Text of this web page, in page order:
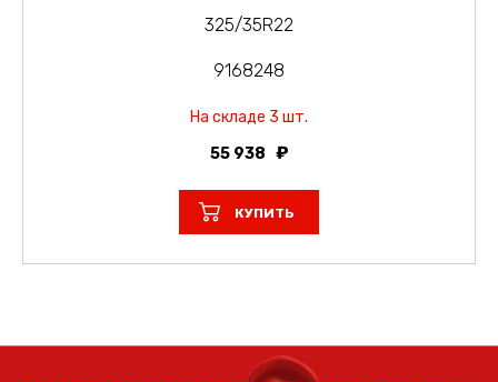
325/35R22
9168248
На складе 3 шт.
55 938
КУПИТЬ